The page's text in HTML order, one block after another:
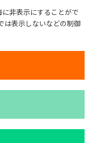
非表示にすることがで
は表示しないなどの制御